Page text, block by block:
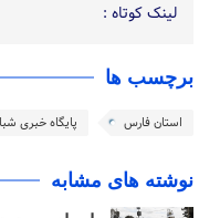
لینک کوتاه :
برچسب ها
استان فارس پایگاه خبری
نوشته های مشابه